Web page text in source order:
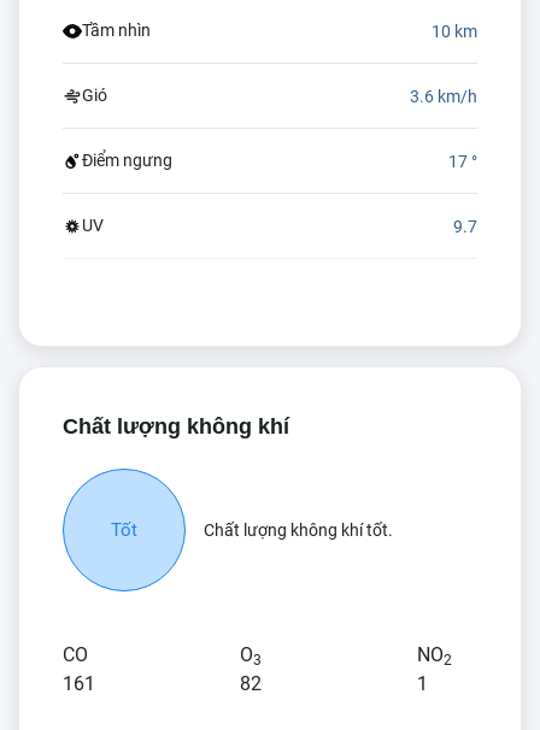
Tầm nhìn 10 km
Gió 3.6 km/h
Điểm ngưng 17 °
UV 9.7
Chất lượng không khí
Tốt Chất lượng không khí tốt.
CO
161
O3
82
NO2
1